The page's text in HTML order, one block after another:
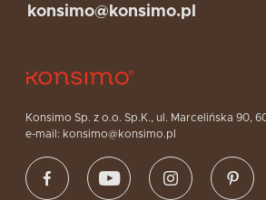
Konsimo Sp. z o.o. Sp.K., ul. Marcelińska 90,
e-mail: konsimo@konsimo.pl
konsimo@konsimo.pl